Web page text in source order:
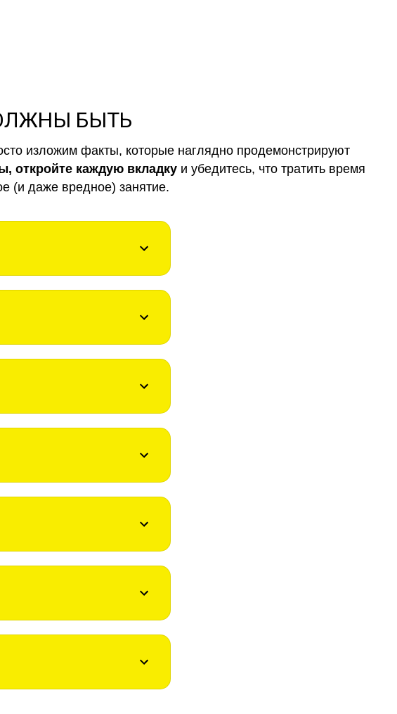
БЫТЬ
изложим факты, которые наглядно продемонстрируют
откройте каждую вкладку и убедитесь, что тратить время
(и даже вредное) занятие.